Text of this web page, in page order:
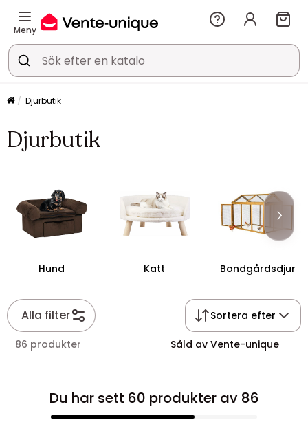
Meny
Djurbutik
Djurbutik
Hund Katt Bondgårdsdjur
Alla filter Sortera efter
86 produkter Såld av Vente-unique
Du har sett 60 produkter av 86